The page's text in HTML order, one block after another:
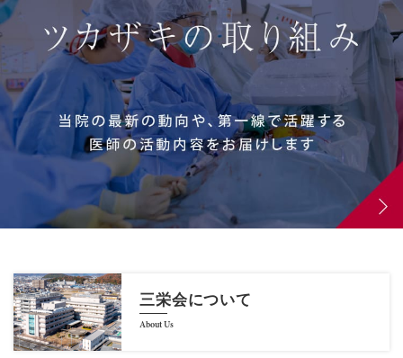
三栄会について
About Us